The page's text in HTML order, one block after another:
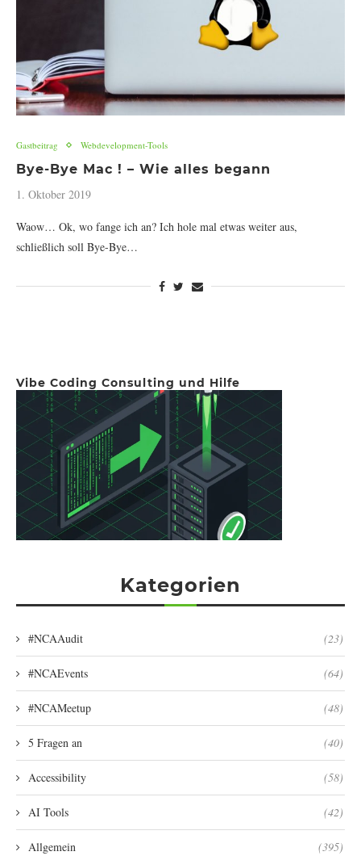
Gastbeitrag Webdevelopment-Tools
Bye-Bye Mac ! – Wie alles begann
1. Oktober 2019
Waow… Ok, wo fange ich an? Ich hole mal etwas weiter aus,
schließlich soll Bye-Bye…
Vibe Coding Consulting und Hilfe
Kategorien
#NCAAudit (23)
#NCAEvents (64)
#NCAMeetup (48)
5 Fragen an (40)
Accessibility (58)
AI Tools (42)
Allgemein (395)